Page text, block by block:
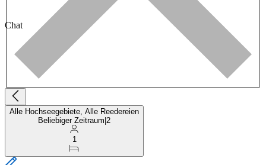
Chat
Alle Hochseegebiete, Alle Reedereien
Beliebiger Zeitraum 2
1